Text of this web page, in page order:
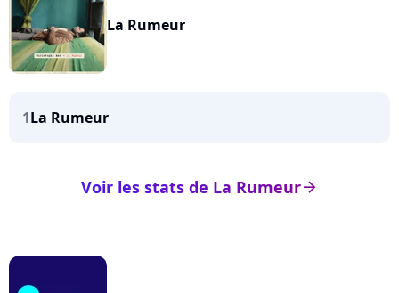
La Rumeur
1La Rumeur
arrow_right
Voir les stats de La Rumeur